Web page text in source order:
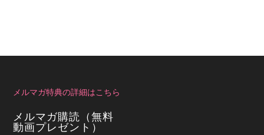
メルマガ特典の詳細はこちら
メルマガ購読（無料
動画プレゼント）